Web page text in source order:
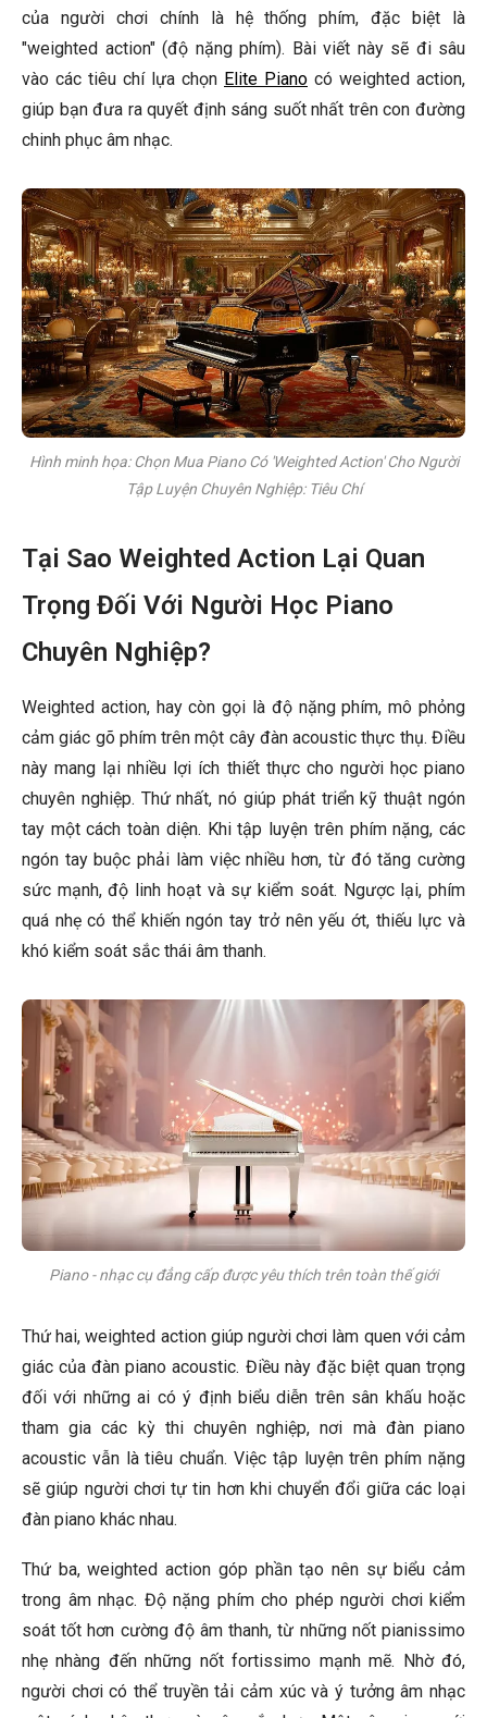
của người chơi chính là hệ thống phím, đặc biệt là
"weighted action" (độ nặng phím). Bài viết này sẽ đi sâu
vào các tiêu chí lựa chọn Elite Piano có weighted action,
giúp bạn đưa ra quyết định sáng suốt nhất trên con đường
chinh phục âm nhạc.
Hình minh họa: Chọn Mua Piano Có 'Weighted Action' Cho Người
Tập Luyện Chuyên Nghiệp: Tiêu Chí
Tại Sao Weighted Action Lại Quan
Trọng Đối Với Người Học Piano
Chuyên Nghiệp?
Weighted action, hay còn gọi là độ nặng phím, mô phỏng
cảm giác gõ phím trên một cây đàn acoustic thực thụ. Điều
này mang lại nhiều lợi ích thiết thực cho người học piano
chuyên nghiệp. Thứ nhất, nó giúp phát triển kỹ thuật ngón
tay một cách toàn diện. Khi tập luyện trên phím nặng, các
ngón tay buộc phải làm việc nhiều hơn, từ đó tăng cường
sức mạnh, độ linh hoạt và sự kiểm soát. Ngược lại, phím
quá nhẹ có thể khiến ngón tay trở nên yếu ớt, thiếu lực và
khó kiểm soát sắc thái âm thanh.
Piano - nhạc cụ đẳng cấp được yêu thích trên toàn thế giới
Thứ hai, weighted action giúp người chơi làm quen với cảm
giác của đàn piano acoustic. Điều này đặc biệt quan trọng
đối với những ai có ý định biểu diễn trên sân khấu hoặc
tham gia các kỳ thi chuyên nghiệp, nơi mà đàn piano
acoustic vẫn là tiêu chuẩn. Việc tập luyện trên phím nặng
sẽ giúp người chơi tự tin hơn khi chuyển đổi giữa các loại
đàn piano khác nhau.
Thứ ba, weighted action góp phần tạo nên sự biểu cảm
trong âm nhạc. Độ nặng phím cho phép người chơi kiểm
soát tốt hơn cường độ âm thanh, từ những nốt pianissimo
nhẹ nhàng đến những nốt fortissimo mạnh mẽ. Nhờ đó,
người chơi có thể truyền tải cảm xúc và ý tưởng âm nhạc